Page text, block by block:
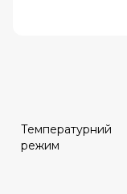
Температурний
режим